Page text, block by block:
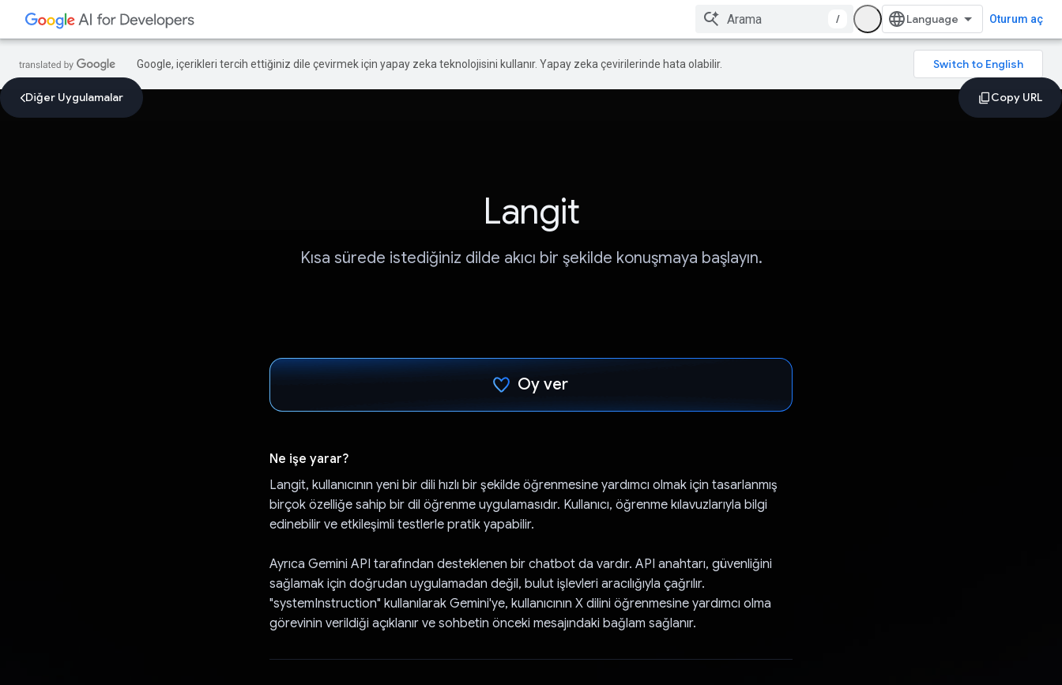
/ Oturum aç
Google, içerikleri tercih ettiğiniz dile çevirmek için yapay zeka teknolojisini kullanır. Yapay zeka çevirilerinde hata olabilir.
Diğer Uygulamalar
Langit
Kısa sürede istediğiniz dilde akıcı bir şekilde konuşmaya başlayın.
Oy ver
Ne işe yarar?
Langit, kullanıcının yeni bir dili hızlı bir şekilde öğrenmesine yardımcı olmak için tasarlanmış
birçok özelliğe sahip bir dil öğrenme uygulamasıdır. Kullanıcı, öğrenme kılavuzlarıyla bilgi
edinebilir ve etkileşimli testlerle pratik yapabilir.
Ayrıca Gemini API tarafından desteklenen bir chatbot da vardır. API anahtarı, güvenliğini
sağlamak için doğrudan uygulamadan değil, bulut işlevleri aracılığıyla çağrılır.
"systemInstruction" kullanılarak Gemini'ye, kullanıcının X dilini öğrenmesine yardımcı olma
görevinin verildiği açıklanır ve sohbetin önceki mesajındaki bağlam sağlanır.